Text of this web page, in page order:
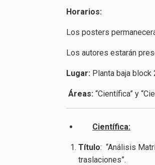
Horarios:
Los posters
Los autores estarán
Lugar: Planta baja block
Áreas: “Científica” y
Científica:
Título: “Análisis
traslaciones”.